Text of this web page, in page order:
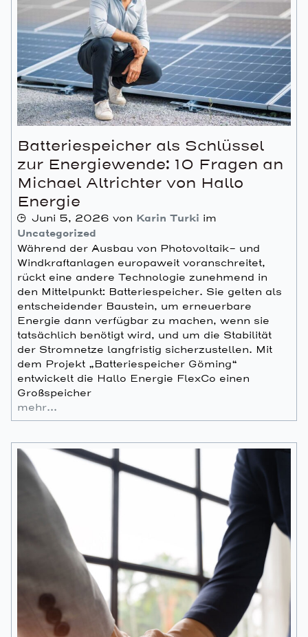
Batteriespeicher als Schlüssel
zur Energiewende: 10 Fragen an
Michael Altrichter von Hallo
Energie
Juni 5, 2026 von Karin Turki im
Uncategorized
Während der Ausbau von Photovoltaik- und
Windkraftanlagen europaweit voranschreitet,
rückt eine andere Technologie zunehmend in
den Mittelpunkt: Batteriespeicher. Sie gelten als
entscheidender Baustein, um erneuerbare
Energie dann verfügbar zu machen, wenn sie
tatsächlich benötigt wird, und um die Stabilität
der Stromnetze langfristig sicherzustellen. Mit
dem Projekt „Batteriespeicher Göming“
entwickelt die Hallo Energie FlexCo einen
Großspeicher
mehr…